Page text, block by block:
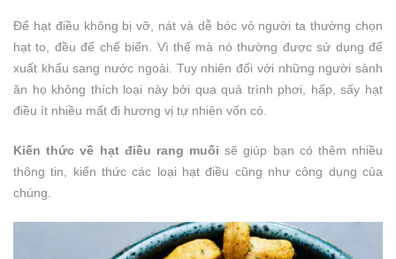
Để hạt điều không bị vỡ, nát và dễ bóc vỏ người ta thường chọn
hạt to, đều để chế biến. Vì thế mà nó thường được sử dụng để
xuất khẩu sang nước ngoài. Tuy nhiên đối với những người sành
ăn họ không thích loại này bởi qua quá trình phơi, hấp, sấy hạt
điều ít nhiều mất đi hương vị tự nhiên vốn có.
Kiến thức về hạt điều rang muối sẽ giúp bạn có thêm nhiều
thông tin, kiến thức các loại hạt điều cũng như công dụng của
chúng.